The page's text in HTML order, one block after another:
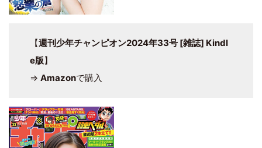
【週刊少年チャンピオン2024年33号 [雑誌] Kindl
e版】
⇒ Amazonで購入